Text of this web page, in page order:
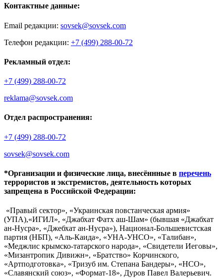
Контактные данные:
Email редакции: sovsek@sovsek.com
Телефон редакции: +7 (499) 288-00-72
Рекламный отдел:
+7 (499) 288-00-72
reklama@sovsek.com
Отдел распространения:
+7 (499) 288-00-72
sovsek@sovsek.com
*Организации и физические лица, внесённные в перечень
террористов и экстремистов, деятельность которых
запрещена в Российской Федерации:
«Правый сектор», «Украинская повстанческая армия»
(УПА),«ИГИЛ», «Джабхат Фатх аш-Шам» (бывшая «Джабхат
ан-Нусра», «Джебхат ан-Нусра»), Национал-Большевистская
партия (НБП), «Аль-Каида», «УНА-УНСО», «Талибан»,
«Меджлис крымско-татарского народа», «Свидетели Иеговы»,
«Мизантропик Дивижн», «Братство» Корчинского,
«Артподготовка», «Тризуб им. Степана Бандеры», «НСО»,
«Славянский союз», «Формат-18», Дуров Павел Валерьевич.